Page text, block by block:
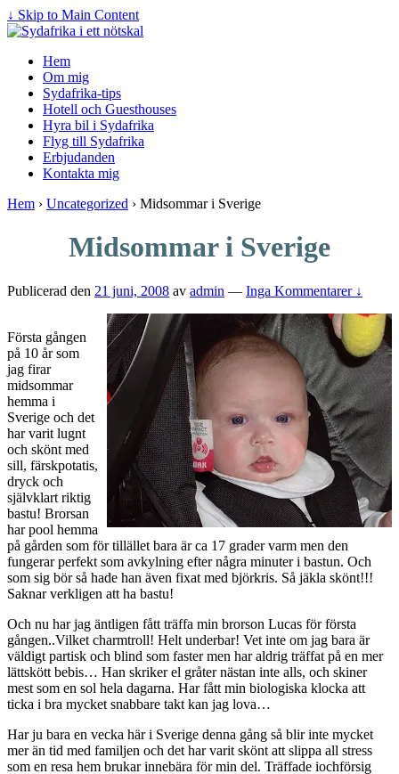
↓ Skip to Main Content
Hem
Om mig
Sydafrika-tips
Hotell och Guesthouses
Hyra bil i Sydafrika
Flyg till Sydafrika
Erbjudanden
Kontakta mig
Hem › Uncategorized › Midsommar i Sverige
Midsommar i Sverige
Publicerad den 21 juni, 2008 av admin — Inga Kommentarer ↓
Första gången
på 10 år som
jag firar
midsommar
hemma i
Sverige och det
har varit lugnt
och skönt med
sill, färskpotatis,
dryck och
självklart riktig
bastu! Brorsan
har pool hemma
på gården som för tillället bara är ca 17 grader varm men den
fungerar perfekt som avkylning efter några minuter i bastun. Och
som sig bör så hade han även fixat med björkris. Så jäkla skönt!!!
Saknar verkligen att ha bastu!
Och nu har jag äntligen fått träffa min brorson Lucas för första
gången..Vilket charmtroll! Helt underbar! Vet inte om jag bara är
väldigt partisk och blind som faster men har aldrig träffat på en mer
lättskött bebis… Han skriker el gråter nästan inte alls, och skiner
mest som en sol hela dagarna. Har fått min biologiska klocka att
ticka i bra mycket snabbare takt kan jag lova…
Har ju bara en vecka här i Sverige denna gång så blir inte mycket
mer än tid med familjen och det har varit skönt att slippa all stress
som en resa hem brukar innebära för min del. Träffade iochförsig